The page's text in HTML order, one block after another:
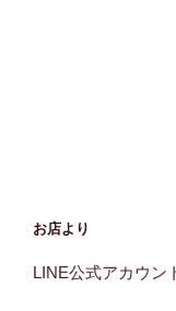
お店より
LINE公式アカウン